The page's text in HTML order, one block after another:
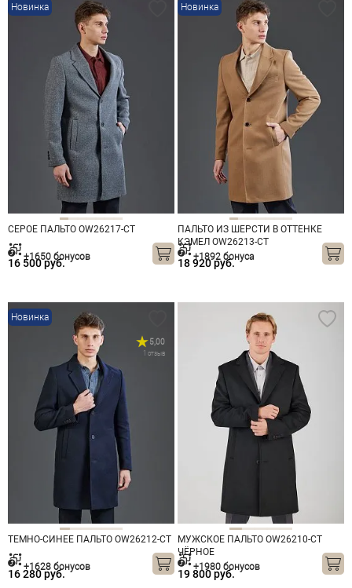
Новинка
СЕРОЕ ПАЛЬТО OW26217-CT
16 500 руб.
+1650 бонусов
Новинка
ПАЛЬТО ИЗ ШЕРСТИ В ОТТЕНКЕ
КЭМЕЛ OW26213-CT
18 920 руб.
+1892 бонуса
Новинка
ТЕМНО-СИНЕЕ ПАЛЬТО OW26212-CT
5,00
1 отзыв
16 280 руб.
+1628 бонусов
МУЖСКОЕ ПАЛЬТО OW26210-CT
ЧЁРНОЕ
19 800 руб.
+1980 бонусов